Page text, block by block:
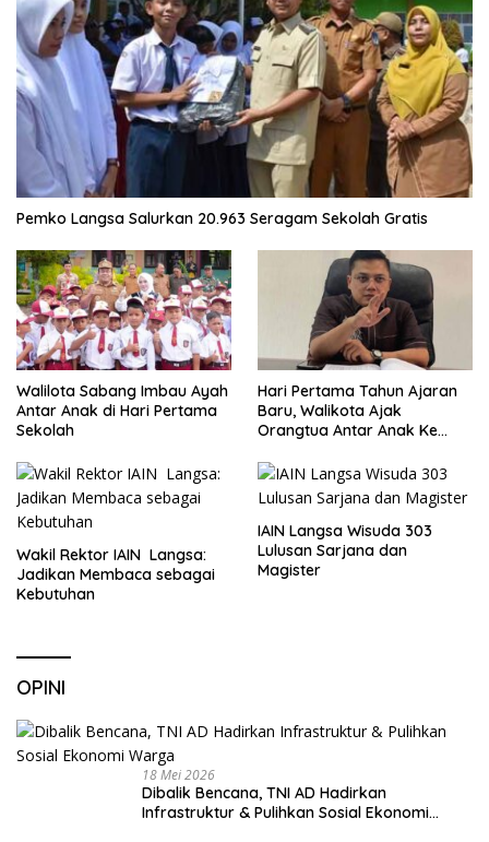
Pemko Langsa Salurkan 20.963 Seragam Sekolah Gratis
Walilota Sabang Imbau Ayah
Antar Anak di Hari Pertama
Sekolah
Hari Pertama Tahun Ajaran
Baru, Walikota Ajak
Orangtua Antar Anak Ke
Wakil Rektor IAIN Langsa:
Jadikan Membaca sebagai
Kebutuhan
IAIN Langsa Wisuda 303
Lulusan Sarjana dan
Magister
OPINI
18 Mei 2026
Dibalik Bencana, TNI AD Hadirkan
Infrastruktur & Pulihkan Sosial Ekonomi